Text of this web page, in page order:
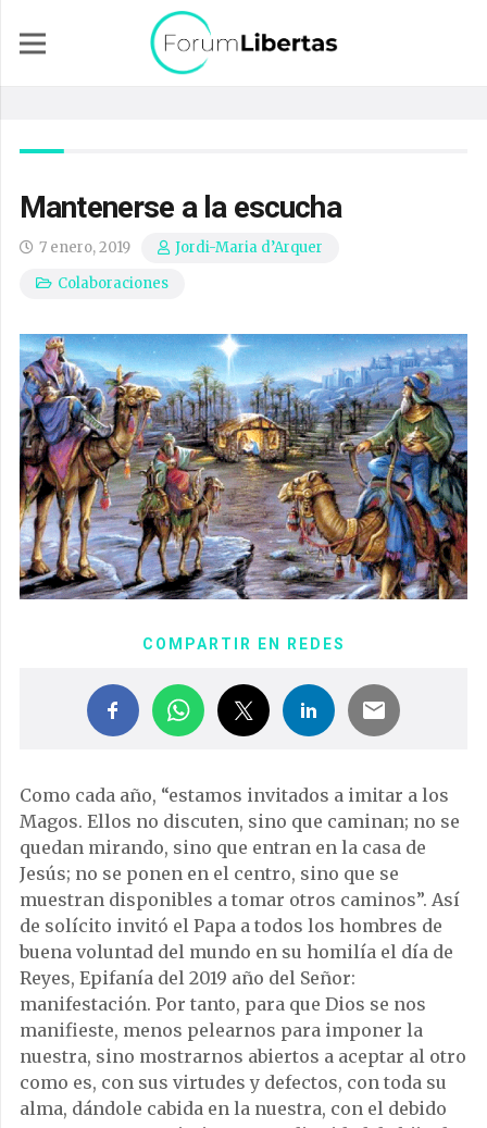
Mantenerse a la escucha
7 enero, 2019
Jordi-Maria d’Arquer
Colaboraciones
COMPARTIR EN REDES
Como cada año, “estamos invitados a imitar a los
Magos. Ellos no discuten, sino que caminan; no se
quedan mirando, sino que entran en la casa de
Jesús; no se ponen en el centro, sino que se
muestran disponibles a tomar otros caminos”. Así
de solícito invitó el Papa a todos los hombres de
buena voluntad del mundo en su homilía el día de
Reyes, Epifanía del 2019 año del Señor:
manifestación. Por tanto, para que Dios se nos
manifieste, menos pelearnos para imponer la
nuestra, sino mostrarnos abiertos a aceptar al otro
como es, con sus virtudes y defectos, con toda su
alma, dándole cabida en la nuestra, con el debido